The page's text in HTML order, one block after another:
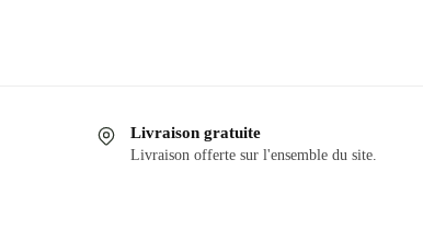
variations.Livraison gratuite
Livraison offerte sur l'ensemble du site.